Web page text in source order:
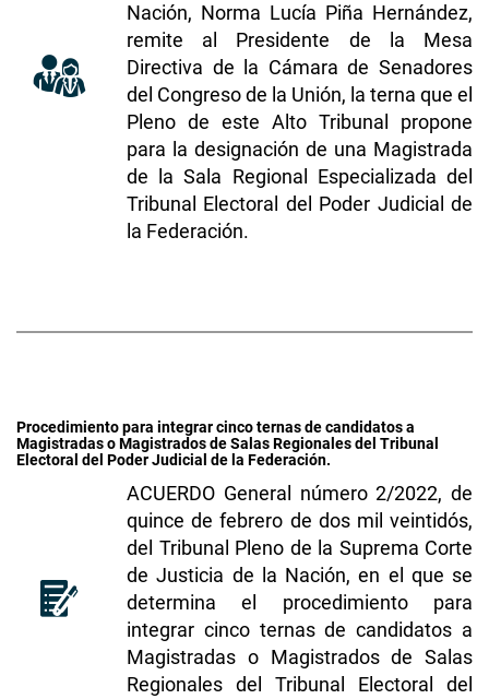
Nación, Norma Lucía Piña Hernández,
remite al Presidente de la Mesa
Directiva de la Cámara de Senadores
del Congreso de la Unión, la terna que el
Pleno de este Alto Tribunal propone
para la designación de una Magistrada
de la Sala Regional Especializada del
Tribunal Electoral del Poder Judicial de
la Federación.
Procedimiento para integrar cinco ternas de candidatos a
Magistradas o Magistrados de Salas Regionales del Tribunal
Electoral del Poder Judicial de la Federación.
ACUERDO General número 2/2022, de
quince de febrero de dos mil veintidós,
del Tribunal Pleno de la Suprema Corte
de Justicia de la Nación, en el que se
determina el procedimiento para
integrar cinco ternas de candidatos a
Magistradas o Magistrados de Salas
Regionales del Tribunal Electoral del